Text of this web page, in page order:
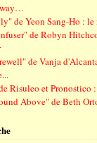
de Yeon Sang-Ho : le
de Robyn
de Vanja
Risuleo et Pronostico
Above" de Beth